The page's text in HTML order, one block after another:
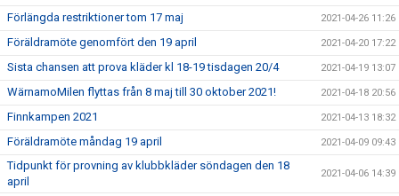
Förlängda restriktioner tom 17 maj 2021-04-26 11:26
Föräldramöte genomfört den 19 april 2021-04-20 17:22
Sista chansen att prova kläder kl 18-19 tisdagen 20/4 2021-04-19 13:07
WärnamoMilen flyttas från 8 maj till 30 oktober 2021! 2021-04-18 20:56
Finnkampen 2021 2021-04-13 18:32
Föräldramöte måndag 19 april 2021-04-09 09:43
Tidpunkt för provning av klubbkläder söndagen den 18
april
2021-04-06 14:39